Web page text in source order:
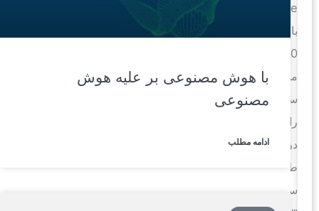
exposure
میلیون
سازمان
طول
سال
با هوش مصنوعی بر علیه هوش
مصنوعی
ادامه مطلب